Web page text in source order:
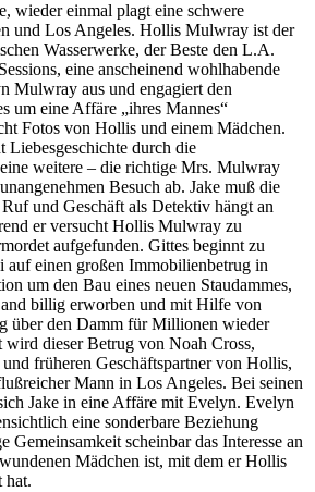
wieder einmal plagt eine schwere
und Los Angeles. Hollis Mulwray ist der
Wasserwerke, der Beste den L.A.
eine anscheinend wohlhabende
Mulwray aus und engagiert den
um eine Affäre „ihres Mannes“
Fotos von Hollis und einem Mädchen.
Liebesgeschichte durch die
weitere – die richtige Mrs. Mulwray
Besuch ab. Jake muß die
und Geschäft als Detektiv hängt an
er versucht Hollis Mulwray zu
aufgefunden. Gittes beginnt zu
auf einen großen Immobilienbetrug in
um den Bau eines neuen Staudammes,
billig erworben und mit Hilfe von
über den Damm für Millionen wieder
dieser Betrug von Noah Cross,
früheren Geschäftspartner von Hollis,
Mann in Los Angeles. Bei seinen
Jake in eine Affäre mit Evelyn. Evelyn
eine sonderbare Beziehung
Gemeinsamkeit scheinbar das Interesse an
Mädchen ist, mit dem er Hollis
hat.